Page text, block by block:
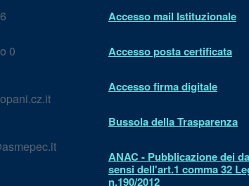
0
Accesso mail Istituzionale
Accesso posta certificata
Accesso firma digitale
Bussola della Trasparenza
ANAC - Pubblicazione dei
sensi dell'art.1 comma 32
n.190/2012